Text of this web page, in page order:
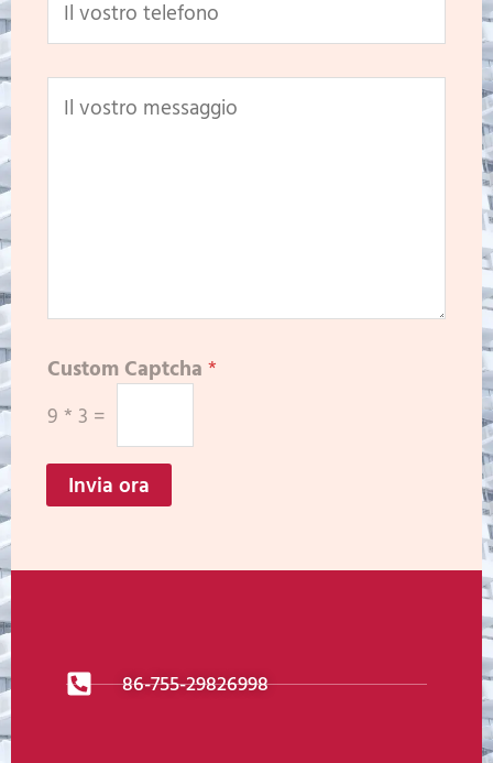
Custom Captcha *
9 * 3 =
Invia ora
86-755-29826998